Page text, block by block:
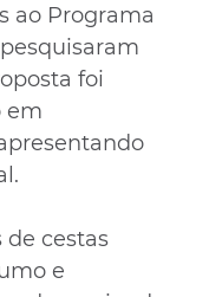
ao Programa
foi
em
de cestas
e